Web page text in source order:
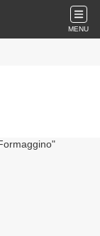
MENU